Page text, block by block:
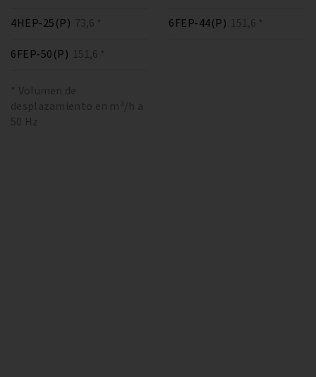
4HEP-25(P) 73,6 * 6FEP-44(P) 151,6 *
6FEP-50(P) 151,6 *
* Volumen de
desplazamiento en m³/h a
50 Hz